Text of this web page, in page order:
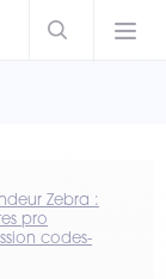
Zebra :
pro
codes-